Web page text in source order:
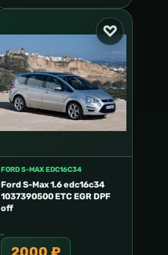
FORD S-MAX EDC16C34
Ford S-Max 1.6 edc16c34
1037390500 ETC EGR DPF
off
2000 ₽